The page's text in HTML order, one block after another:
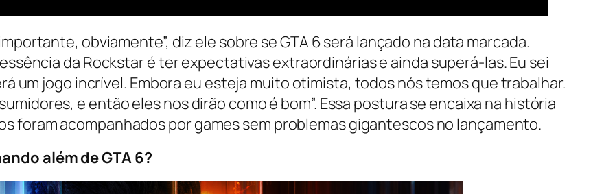
obviamente”, diz ele sobre se GTA 6 será lançado na data marcada.
da Rockstar é ter expectativas extraordinárias e ainda superá-las. Eu sei
um jogo incrível. Embora eu esteja muito otimista, todos nós temos que trabalhar.
e então eles nos dirão como é bom”. Essa postura se encaixa na história
foram acompanhados por games sem problemas gigantescos no lançamento.
além de GTA 6?